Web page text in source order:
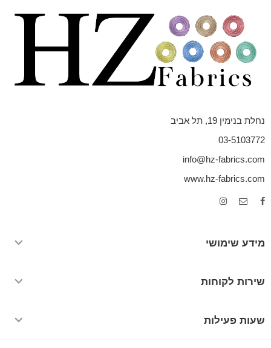
נחלת בנימין 19, תל אביב
03-5103772
info@hz-fabrics.com
www.hz-fabrics.com
מידע שימושי
שירות לקוחות
שעות פעילות